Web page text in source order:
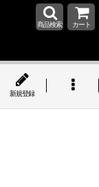
商品検索 カート
新規登録